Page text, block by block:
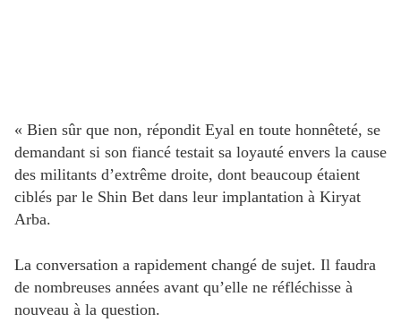
« Bien sûr que non, répondit Eyal en toute honnêteté, se
demandant si son fiancé testait sa loyauté envers la cause
des militants d’extrême droite, dont beaucoup étaient
ciblés par le Shin Bet dans leur implantation à Kiryat
Arba.
La conversation a rapidement changé de sujet. Il faudra
de nombreuses années avant qu’elle ne réfléchisse à
nouveau à la question.